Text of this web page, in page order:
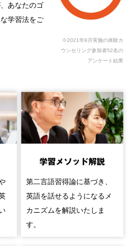
あなたのゴ
学習法をご
※2021年9月実施の体験カ
ウンセリング参加者52名の
アンケート結果
学習メソッド解説
第二言語習得論に基づき、
英語を話せるようになるメ
カニズムを解説いたしま
す。